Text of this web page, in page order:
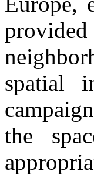
spatial
the